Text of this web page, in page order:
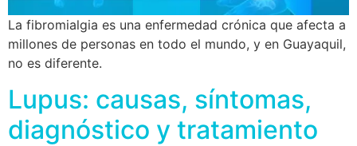
La fibromialgia es una enfermedad crónica que afecta a
millones de personas en todo el mundo, y en Guayaquil,
no es diferente.
Lupus: causas, síntomas,
diagnóstico y tratamiento